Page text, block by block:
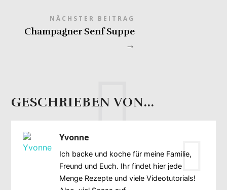
NÄCHSTER BEITRAG
Champagner Senf Suppe
→
GESCHRIEBEN VON...
Yvonne
Ich backe und koche für meine Familie,
Freund und Euch. Ihr findet hier jede
Menge Rezepte und viele Videotutorials!